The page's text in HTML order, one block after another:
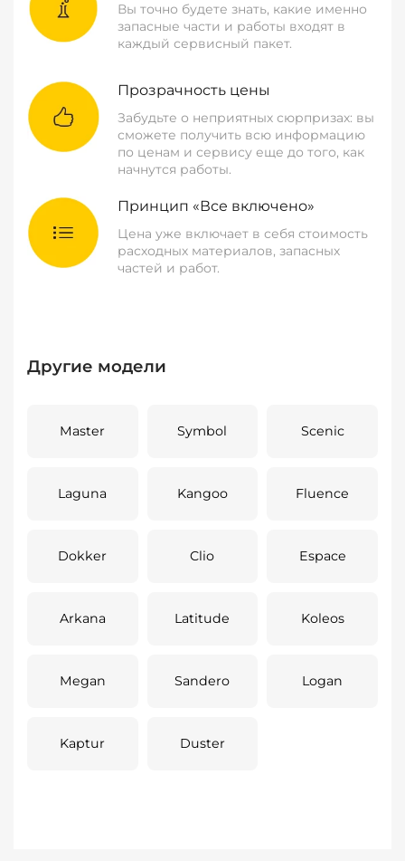
Вы точно будете знать, какие именно
запасные части и работы входят в
каждый сервисный пакет.
Прозрачность цены
Забудьте о неприятных сюрпризах: вы
сможете получить всю информацию
по ценам и сервису еще до того, как
начнутся работы.
Принцип «Все включено»
Цена уже включает в себя стоимость
расходных материалов, запасных
частей и работ.
Другие модели
Master Symbol Scenic
Laguna Kangoo Fluence
Dokker Clio Espace
Arkana Latitude Koleos
Megan Sandero Logan
Kaptur Duster